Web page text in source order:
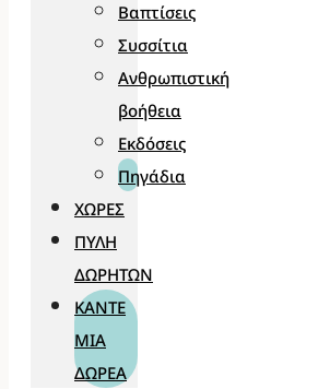
Βαπτίσεις
Συσσίτια
Ανθρωπιστική
βοήθεια
Εκδόσεις
Πηγάδια
ΧΏΡΕΣ
ΠΎΛΗ
ΔΩΡΗΤΏΝ
ΚΆΝΤΕ
ΜΊΑ
ΔΩΡΕΆ